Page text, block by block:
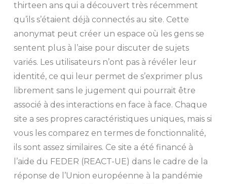
thirteen ans qui a découvert très récemment
qu’ils s’étaient déjà connectés au site. Cette
anonymat peut créer un espace où les gens se
sentent plus à l’aise pour discuter de sujets
variés. Les utilisateurs n’ont pas à révéler leur
identité, ce qui leur permet de s’exprimer plus
librement sans le jugement qui pourrait être
associé à des interactions en face à face. Chaque
site a ses propres caractéristiques uniques, mais si
vous les comparez en termes de fonctionnalité,
ils sont assez similaires. Ce site a été financé à
l’aide du FEDER (REACT-UE) dans le cadre de la
réponse de l’Union européenne à la pandémie